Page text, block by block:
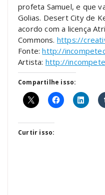
profeta Samuel, e que
Golias. Desert City de
acordo com a licença
Commons. https://
Fonte:http://
Artista: http://
Compartilhe isso:
Curtir isso: